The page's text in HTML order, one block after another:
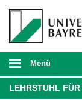
Menü
LEHRSTUHL